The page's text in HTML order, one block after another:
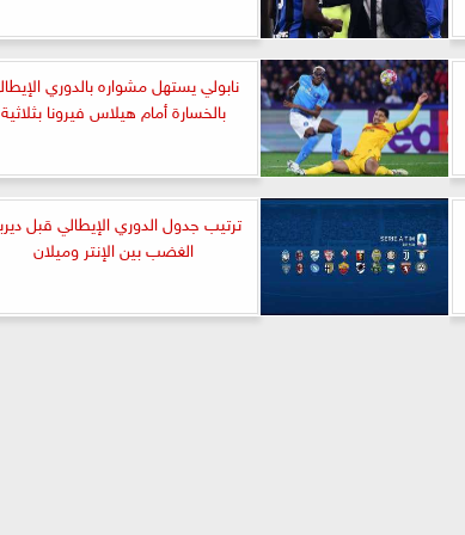
نابولي يستهل مشواره بالدوري
بالخسارة أمام هيلاس فيرونا بثلاثية
ترتيب جدول الدوري الإيطالي قبل
الغضب بين الإنتر وميلان